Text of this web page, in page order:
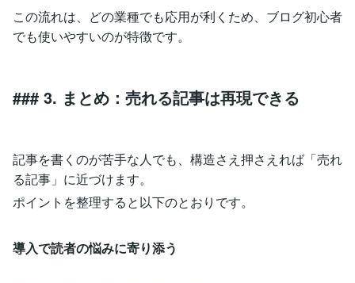
この流れは、どの業種でも応用が利くため、ブログ初心者
でも使いやすいのが特徴です。
### 3. まとめ：売れる記事は再現できる
記事を書くのが苦手な人でも、構造さえ押さえれば「売れ
る記事」に近づけます。
ポイントを整理すると以下のとおりです。
導入で読者の悩みに寄り添う